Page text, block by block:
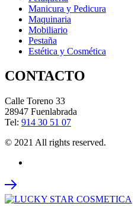
Manicura y Pedicura
Maquinaria
Mobiliario
Pestaña
Estética y Cosmética
CONTACTO
Calle Toreno 33
28947 Fuenlabrada
Tel: 914 30 51 07
© 2021 All rights reserved.